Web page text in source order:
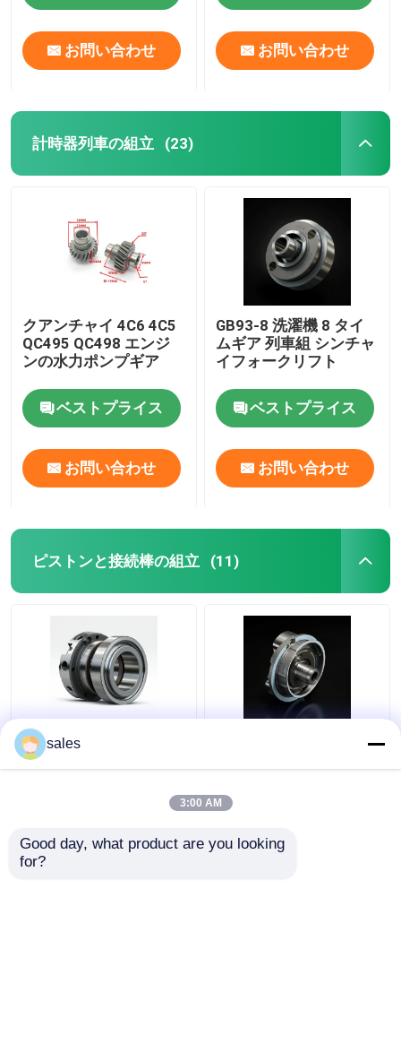
お問い合わせ お問い合わせ
計時器列車の組立 (23)
クアンチャイ 4C6 4C5
QC495 QC498 エンジ
ンの水力ポンプギア
ベストプライス
お問い合わせ
GB93-8 洗濯機 8 タイ
ムギア 列車組 シンチャ
イフォークリフト
ベストプライス
お問い合わせ
ピストンと接続棒の組立 (11)
4D29G31-04003 ヘリ
フォークリフト用の第2
4t
sales
3:00 AM
Good day, what product are you looking
for?